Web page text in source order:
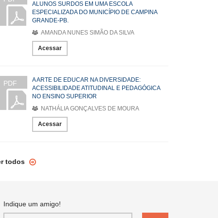
ALUNOS SURDOS EM UMA ESCOLA
ESPECIALIZADA DO MUNICÍPIO DE CAMPINA
GRANDE-PB.
AMANDA NUNES SIMÃO DA SILVA
Acessar
PDF
A ARTE DE EDUCAR NA DIVERSIDADE:
ACESSIBILIDADE ATITUDINAL E PEDAGÓGICA
NO ENSINO SUPERIOR
NATHÁLIA GONÇALVES DE MOURA
Acessar
todos
Indique um amigo!